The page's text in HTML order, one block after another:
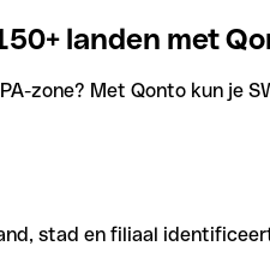
landen met
zone? Met Qonto kun je
stad en filiaal